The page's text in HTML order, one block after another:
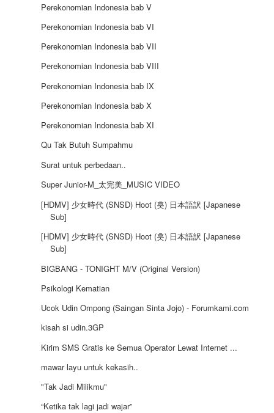
Perekonomian Indonesia bab V
Perekonomian Indonesia bab VI
Perekonomian Indonesia bab VII
Perekonomian Indonesia bab VIII
Perekonomian Indonesia bab IX
Perekonomian Indonesia bab X
Perekonomian Indonesia bab XI
Qu Tak Butuh Sumpahmu
Surat untuk perbedaan..
Super Junior-M_太完美_MUSIC VIDEO
[HD‪MV] 少女時代 (SNSD) Hoot (훗) 日本語訳 [Japanese
Sub]‬
[HD‪MV] 少女時代 (SNSD) Hoot (훗) 日本語訳 [Japanese
Sub]‬
BIGBANG - TONIGHT M/V (Original Version)
Psikologi Kematian
Ucok Udin Ompong (Saingan Sinta Jojo) - Forumkami.com
kisah si udin.3GP
Kirim SMS Gratis ke Semua Operator Lewat Internet ...
mawar layu untuk kekasih..
"Tak Jadi Milikmu"
“Ketika tak lagi jadi wajar”